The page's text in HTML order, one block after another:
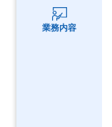
業務内容